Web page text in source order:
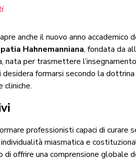
anche il nuovo anno accademico
Hahnemanniana, fondata da
nata per trasmettere
formarsi secondo la
cliniche.
professionisti capaci di curare
miasmatica e
di offrire una comprensione globale